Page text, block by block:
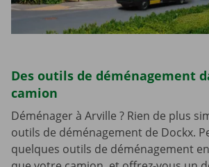
Des outils de déménagement
camion
Déménager à Arville ? Rien de plus
outils de déménagement de Dockx.
quelques outils de déménagement